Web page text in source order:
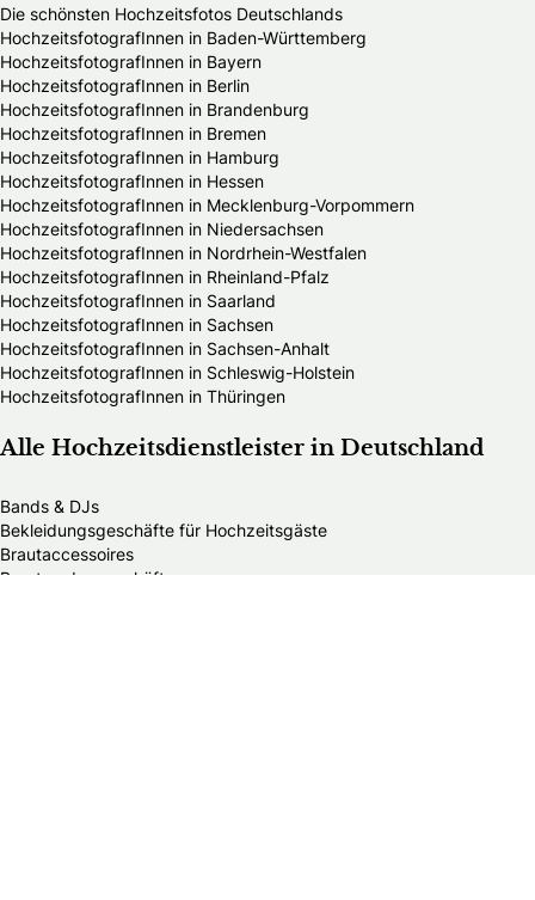
Die schönsten Hochzeitsfotos Deutschlands
HochzeitsfotografInnen in Baden-Württemberg
HochzeitsfotografInnen in Bayern
HochzeitsfotografInnen in Berlin
HochzeitsfotografInnen in Brandenburg
HochzeitsfotografInnen in Bremen
HochzeitsfotografInnen in Hamburg
HochzeitsfotografInnen in Hessen
HochzeitsfotografInnen in Mecklenburg-Vorpommern
HochzeitsfotografInnen in Niedersachsen
HochzeitsfotografInnen in Nordrhein-Westfalen
HochzeitsfotografInnen in Rheinland-Pfalz
HochzeitsfotografInnen in Saarland
HochzeitsfotografInnen in Sachsen
HochzeitsfotografInnen in Sachsen-Anhalt
HochzeitsfotografInnen in Schleswig-Holstein
HochzeitsfotografInnen in Thüringen
Alle Hochzeitsdienstleister in Deutschland
Bands & DJs
Bekleidungsgeschäfte für Hochzeitsgäste
Brautaccessoires
Brautmodengeschäfte